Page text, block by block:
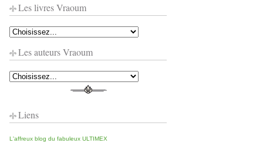
Les livres Vraoum
Les auteurs Vraoum
Liens
L'affreux blog du fabuleux ULTIMEX